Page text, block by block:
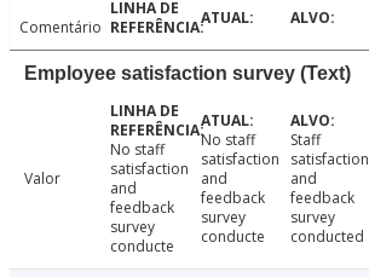
Comentário
Employee satisfaction survey (Text)
Valor
No staff
satisfaction
and
feedback
survey
conducte
No staff
satisfaction
and
feedback
survey
conducte
Staff
satisfaction
and
feedback
survey
conducted